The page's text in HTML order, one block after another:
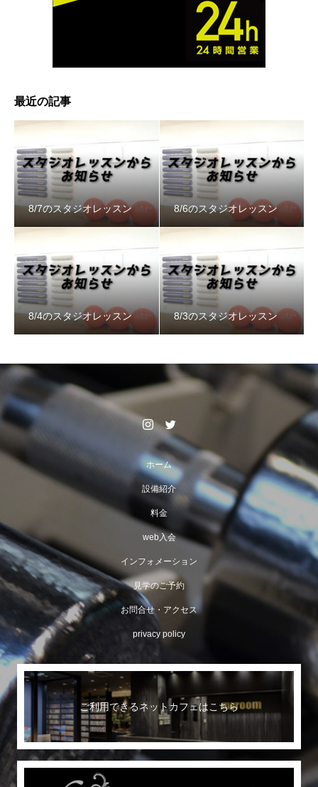
最近の記事
8/7のスタジオレッスン 8/6のスタジオレッスン
8/4のスタジオレッスン 8/3のスタジオレッスン
ホーム
設備紹介
料金
web入会
インフォメーション
見学のご予約
お問合せ・アクセス
privacy policy
ご利用できるネットカフェはこちら